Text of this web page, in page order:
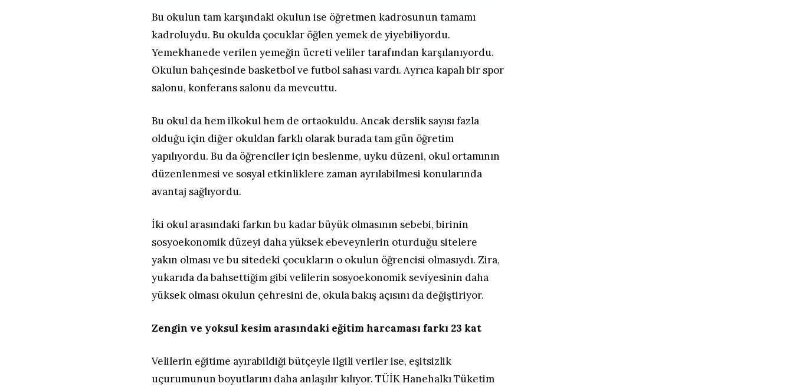
Bu okulun tam karşındaki okulun ise öğretmen kadrosunun tamamı
kadroluydu. Bu okulda çocuklar öğlen yemek de yiyebiliyordu.
Yemekhanede verilen yemeğin ücreti veliler tarafından karşılanıyordu.
Okulun bahçesinde basketbol ve futbol sahası vardı. Ayrıca kapalı bir spor
salonu, konferans salonu da mevcuttu.
Bu okul da hem ilkokul hem de ortaokuldu. Ancak derslik sayısı fazla
olduğu için diğer okuldan farklı olarak burada tam gün öğretim
yapılıyordu. Bu da öğrenciler için beslenme, uyku düzeni, okul ortamının
düzenlenmesi ve sosyal etkinliklere zaman ayrılabilmesi konularında
avantaj sağlıyordu.
İki okul arasındaki farkın bu kadar büyük olmasının sebebi, birinin
sosyoekonomik düzeyi daha yüksek ebeveynlerin oturduğu sitelere
yakın olması ve bu sitedeki çocukların o okulun öğrencisi olmasıydı. Zira,
yukarıda da bahsettiğim gibi velilerin sosyoekonomik seviyesinin daha
yüksek olması okulun çehresini de, okula bakış açısını da değiştiriyor.
Zengin ve yoksul kesim arasındaki eğitim harcaması farkı 23 kat
Velilerin eğitime ayırabildiği bütçeyle ilgili veriler ise, eşitsizlik
uçurumunun boyutlarını daha anlaşılır kılıyor. TÜİK Hanehalkı Tüketim